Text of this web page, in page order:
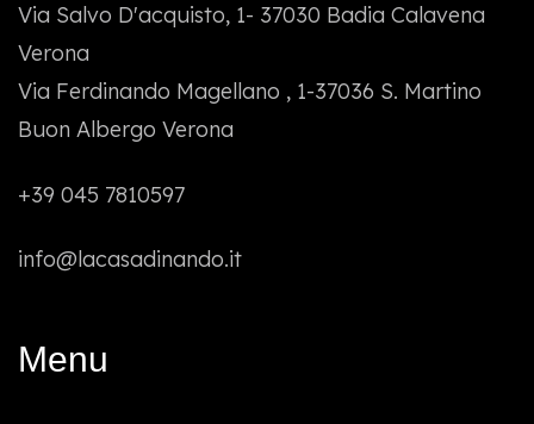
Via Salvo D'acquisto, 1- 37030 Badia Calavena
Verona
Via Ferdinando Magellano , 1-37036 S. Martino
Buon Albergo Verona
+39 045 7810597
info@lacasadinando.it
Menu